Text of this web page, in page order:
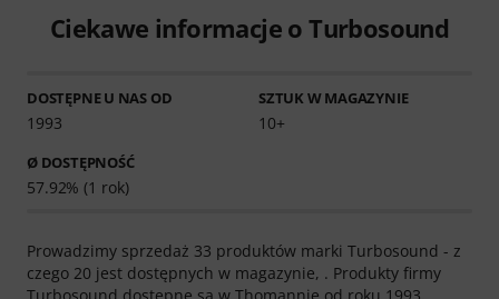
Ciekawe informacje o Turbosound
DOSTĘPNE U NAS OD
1993
SZTUK W MAGAZYNIE
10+
Ø DOSTĘPNOŚĆ
57.92% (1 rok)
Prowadzimy sprzedaż 33 produktów marki Turbosound - z
czego 20 jest dostępnych w magazynie, . Produkty firmy